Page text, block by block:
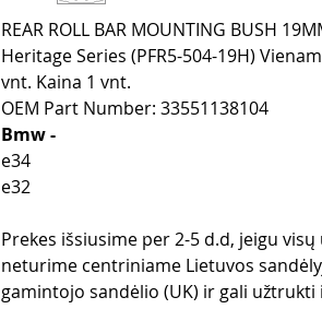
REAR ROLL BAR MOUNTING BUSH
Heritage Series (PFR5-504-19H)
vnt. Kaina 1 vnt.
OEM Part Number: 33551138104
Bmw -
e34
e32
Prekes išsiusime per 2-5 d.d, jeigu
neturime centriniame Lietuvos
gamintojo sandėlio (UK) ir gali užtrukti